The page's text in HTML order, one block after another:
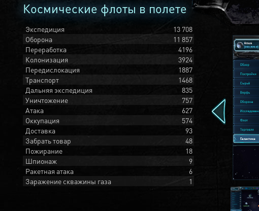
Космические флоты в полете
Экспедиция
13 708
Оборона
11 857
Переработка
4196
Колонизация
3924
Передислокация
1887
Транспорт
1468
Дальняя экспедиция
835
Уничтожение
757
Атака
627
Оккупация
574
Доставка
93
Забрать товар
48
Пожирание
18
Шпионаж
9
Ракетная атака
6
Заражение скважины газа
1